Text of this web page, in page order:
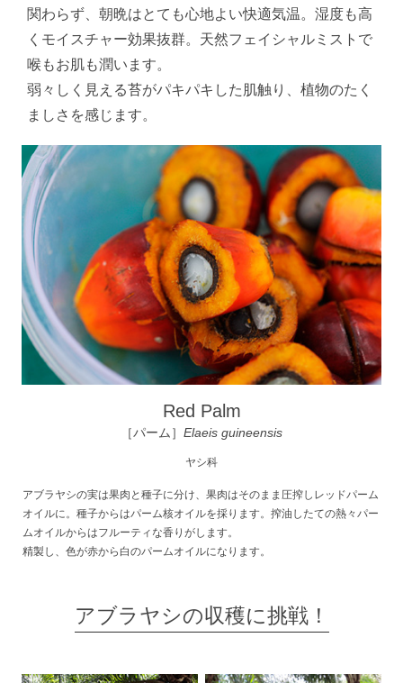
関わらず、朝晩はとても心地よい快適気温。湿度も高
くモイスチャー効果抜群。天然フェイシャルミストで
喉もお肌も潤います。
弱々しく見える苔がパキパキした肌触り、植物のたく
ましさを感じます。
Red Palm
［パーム］ Elaeis guineensis
ヤシ科
アブラヤシの実は果肉と種子に分け、果肉はそのまま圧搾しレッドパーム
オイルに。種子からはパーム核オイルを採ります。搾油したての熱々パー
ムオイルからはフルーティな香りがします。
精製し、色が赤から白のパームオイルになります。
アブラヤシの収穫に挑戦！